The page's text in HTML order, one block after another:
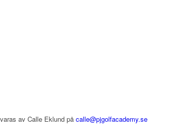
av Calle Eklund på calle@pjgolfacademy.se